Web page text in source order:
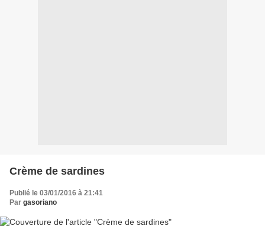
Crème de sardines
Publié le 03/01/2016 à 21:41
Par gasoriano